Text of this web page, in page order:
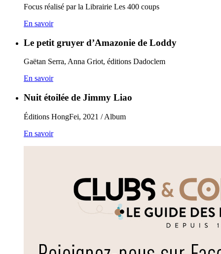
Focus réalisé par la Librairie Les 400 coups
En savoir
Le petit gruyer d’Amazonie de Loddy
Gaëtan Serra, Anna Griot, éditions Dadoclem
En savoir
Nuit étoilée de Jimmy Liao
Éditions HongFei, 2021 / Album
En savoir